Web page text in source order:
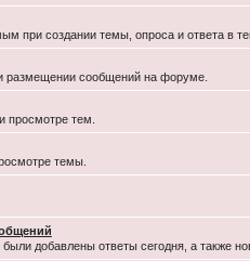
при создании темы, опроса и ответа в
размещении сообщений на форуме.
просмотре тем.
темы.
добавлены ответы сегодня, а также